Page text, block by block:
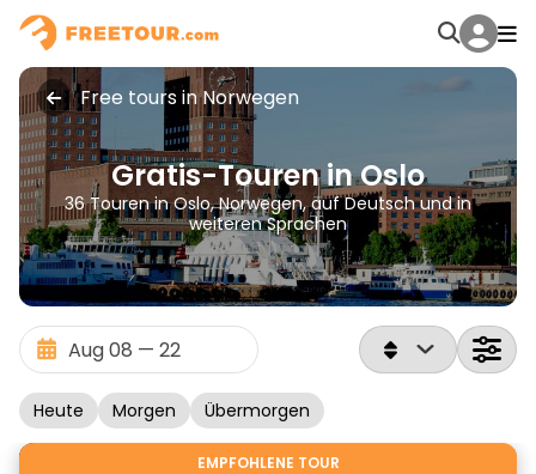
Free tours in Norwegen
Gratis-Touren in Oslo
36 Touren in Oslo, Norwegen, auf Deutsch und in
weiteren Sprachen
Heute Morgen Übermorgen
EMPFOHLENE TOUR